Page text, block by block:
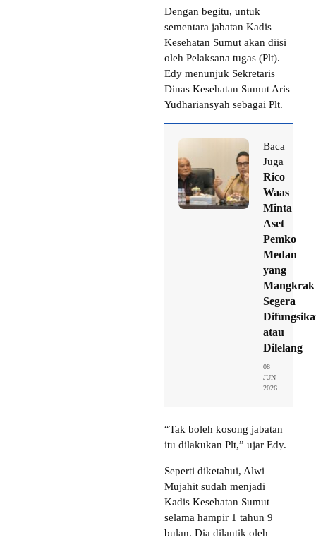
Dengan begitu, untuk
sementara jabatan Kadis
Kesehatan Sumut akan diisi
oleh Pelaksana tugas (Plt).
Edy menunjuk Sekretaris
Dinas Kesehatan Sumut Aris
Yudhariansyah sebagai Plt.
Baca
Juga
Rico
Waas
Minta
Aset
Pemko
Medan
yang
Mangkrak
Segera
atau
Dilelang
08
JUN
2026
“Tak boleh kosong jabatan
itu dilakukan Plt,” ujar Edy.
Seperti diketahui, Alwi
Mujahit sudah menjadi
Kadis Kesehatan Sumut
selama hampir 1 tahun 9
bulan. Dia dilantik oleh